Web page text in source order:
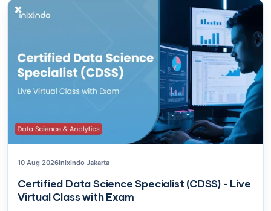
10 Aug 2026Inixindo Jakarta
Certified Data Science Specialist (CDSS) - Live
Virtual Class with Exam